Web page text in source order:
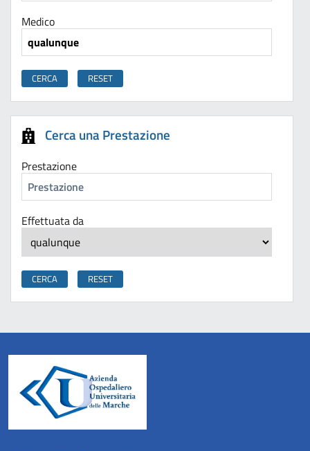
Medico
Cerca una Prestazione
Prestazione
Effettuata da